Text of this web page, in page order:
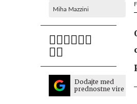
Miha Mazzini
Dodajte med
prednostne vire